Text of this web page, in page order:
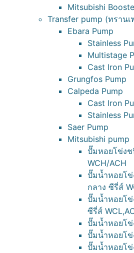
Mitsubishi
Transfer pump (ทรานเ
Ebara Pump
Stainless
Multistage
Cast Iron
Grungfos Pump
Calpeda Pump
Cast Iron
Stainless
Saer Pump
Mitsubishi pump
ปั๊มหอยโข่ง
WCH/ACH
ปั๊มน้ำหอยโ
กลาง ซีรี่ส์
ปั๊มน้ำหอยโ
ซีรี่ส์
ปั๊มน้ำหอยโ
ปั๊มน้ำหอยโข่
ปั๊มน้ำหอยโข่